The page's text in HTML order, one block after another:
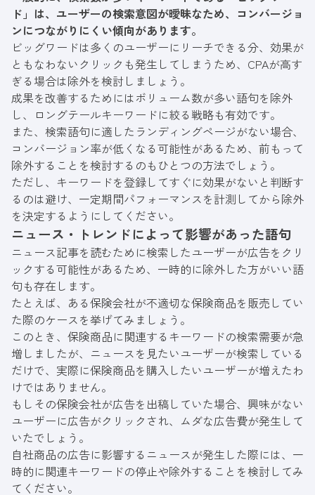
ド」は、ユーザーの検索意図が曖昧なため、コンバージョ
ンにつながりにくい傾向があります。
ビッグワードは多くのユーザーにリーチできる分、効果が
ともなわないクリックも発生してしまうため、CPAが高す
ぎる場合は除外を検討しましょう。
成果を改善するためにはボリューム数が多い語句を除外
し、
ロングテールキーワードに絞る戦略も有効です。
また、検索語句に適したランディングページがない場合、
コンバージョン率が低くなる可能性があるため、前もって
除外することを検討するのもひとつの方法でしょう。
ただし、キーワードを登録してすぐに効果がないと判断す
るのは避け、一定期間パフォーマンスを計測してから除外
を決定するようにしてください。
ニュース・トレンドによって影響があった語句
ニュース記事を読むために検索したユーザーが広告をクリ
ックする可能性があるため、一時的に除外した方がいい語
句も存在します。
たとえば、ある保険会社が不適切な保険商品を販売してい
た際のケースを挙げてみましょう。
このとき、保険商品に関連するキーワードの検索需要が急
増しましたが、ニュースを見たいユーザーが検索している
だけで、実際に保険商品を購入したいユーザーが増えたわ
けではありません。
もしその保険会社が広告を出稿していた場合、興味がない
ユーザーに広告がクリックされ、ムダな広告費が発生して
いたでしょう。
自社商品の広告に影響するニュースが発生した際には、一
時的に関連キーワードの停止や除外することを検討してみ
てください。